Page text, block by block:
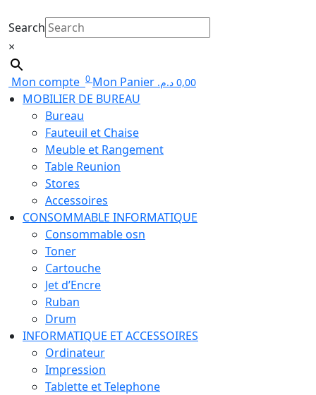
Search
×
Mon compte 0 Mon Panier 0,00 د.م.
MOBILIER DE BUREAU
Bureau
Fauteuil et Chaise
Meuble et Rangement
Table Reunion
Stores
Accessoires
CONSOMMABLE INFORMATIQUE
Consommable osn
Toner
Cartouche
Jet d’Encre
Ruban
Drum
INFORMATIQUE ET ACCESSOIRES
Ordinateur
Impression
Tablette et Telephone